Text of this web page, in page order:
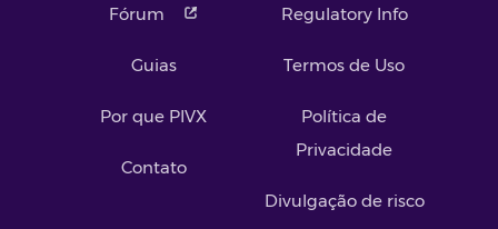
Fórum
Guias
Por que PIVX
Contato
Regulatory Info
Termos de Uso
Política de
Privacidade
Divulgação de risco